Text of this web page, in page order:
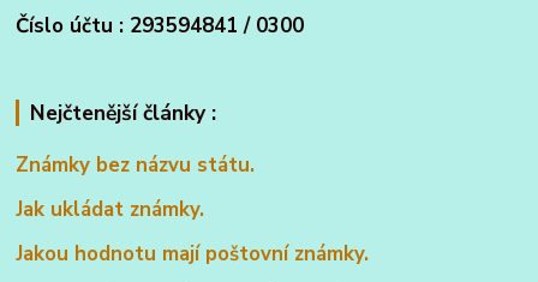
Číslo účtu : 293594841 / 0300
Nejčtenější články :
Známky bez názvu státu.
Jak ukládat známky.
Jakou hodnotu mají poštovní známky.